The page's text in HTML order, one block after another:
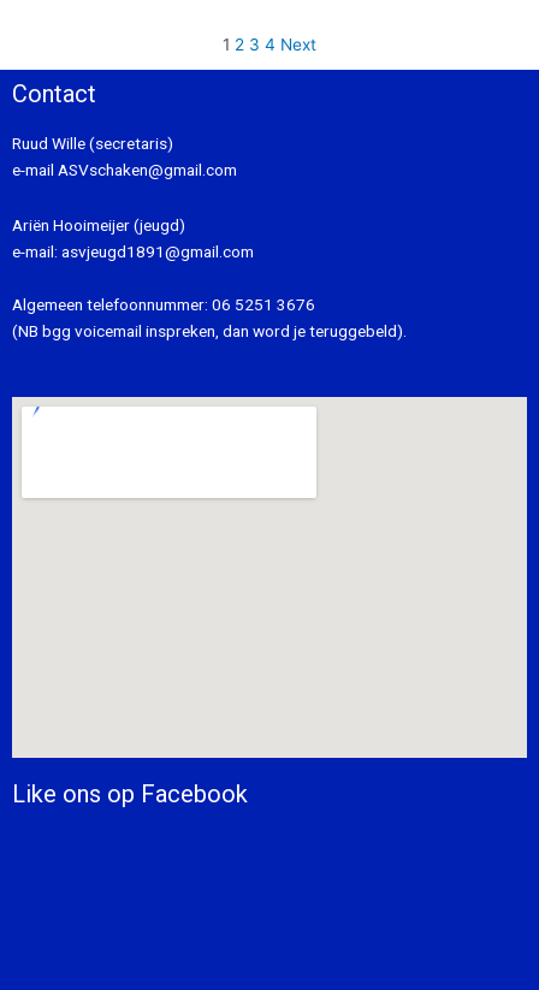
1 2 3 4 Next
Contact
Ruud Wille (secretaris)
e-mail ASVschaken@gmail.com
Ariën Hooimeijer (jeugd)
e-mail: asvjeugd1891@gmail.com
Algemeen telefoonnummer: 06 5251 3676
(NB bgg voicemail inspreken, dan word je teruggebeld).
Like ons op Facebook